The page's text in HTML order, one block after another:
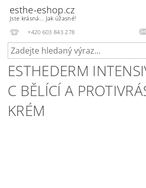
esthe-eshop.cz
Jste krásná... Jak úžasné!
+420 603 843 278
ESTHEDERM
C BĚLÍCÍ A
KRÉM